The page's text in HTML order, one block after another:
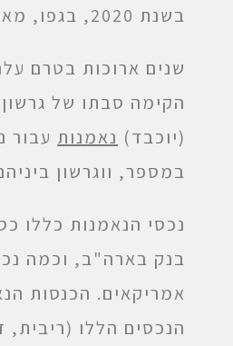
בשנת 2020, בגפו, מארה"ב.
שנים ארוכות בטרם
הקימה סבתו של גרשון
(יוכבד) נאמנות עבור
במספר, ווגרשון
נכסי הנאמנות כללו
בנק בארה"ב, וכמה
אמריקאים. הכנסות
הנכסים הללו (ריבית,